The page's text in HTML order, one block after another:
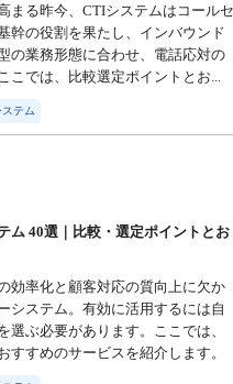
まる昨今、CTIシステムはコール
幹の役割を果たし、インバウンド
の業務形態に合わせ、電話応対の
こでは、比較選定ポイントとお...
テム
ム 40選｜比較・選定ポイントとお
効率化と顧客対応の質向上に欠か
システム。有効に活用するには自
選ぶ必要があります。ここでは、
すすめのサービスを紹介します。